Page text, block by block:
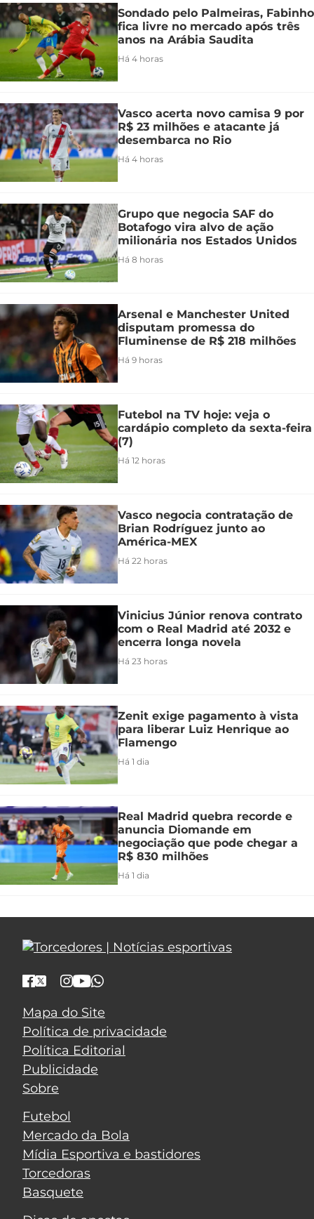
Sondado pelo Palmeiras, Fabinho
fica livre no mercado após três
anos na Arábia Saudita
Há 4 horas
Vasco acerta novo camisa 9 por
R$ 23 milhões e atacante já
desembarca no Rio
Há 4 horas
Grupo que negocia SAF do
Botafogo vira alvo de ação
milionária nos Estados Unidos
Há 8 horas
Arsenal e Manchester United
disputam promessa do
Fluminense de R$ 218 milhões
Há 9 horas
Futebol na TV hoje: veja o
cardápio completo da sexta-feira
(7)
Há 12 horas
Vasco negocia contratação de
Brian Rodríguez junto ao
América-MEX
Há 22 horas
Vinicius Júnior renova contrato
com o Real Madrid até 2032 e
encerra longa novela
Há 23 horas
Zenit exige pagamento à vista
para liberar Luiz Henrique ao
Flamengo
Há 1 dia
Real Madrid quebra recorde e
anuncia Diomande em
negociação que pode chegar a
R$ 830 milhões
Há 1 dia
Mapa do Site
Política de privacidade
Política Editorial
Publicidade
Sobre
Futebol
Mercado da Bola
Mídia Esportiva e bastidores
Torcedoras
Basquete